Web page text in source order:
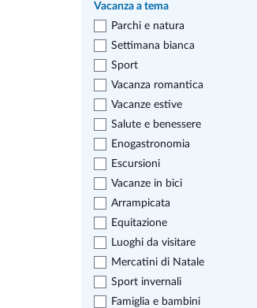
Vacanza a tema
Parchi e natura
Settimana bianca
Sport
Vacanza romantica
Vacanze estive
Salute e benessere
Enogastronomia
Escursioni
Vacanze in bici
Arrampicata
Equitazione
Luoghi da visitare
Mercatini di Natale
Sport invernali
Famiglia e bambini